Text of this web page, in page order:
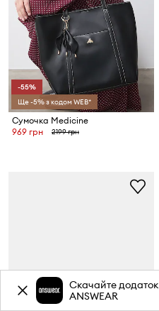
-55%
Ще -5% з кодом WEB*
Сумочка Medicine
969 грн
2199 грн
Скачайте додаток
ANSWEAR